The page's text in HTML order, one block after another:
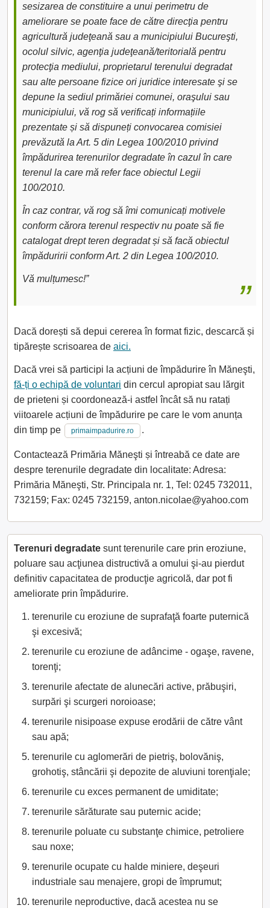
sesizarea de constituire a unui perimetru de
ameliorare se poate face de către direcţia pentru
agricultură judeţeană sau a municipiului Bucureşti,
ocolul silvic, agenţia judeţeană/teritorială pentru
protecţia mediului, proprietarul terenului degradat
sau alte persoane fizice ori juridice interesate şi se
depune la sediul primăriei comunei, oraşului sau
municipiului, vă rog să verificați informațiile
prezentate și să dispuneți convocarea comisiei
prevăzută la Art. 5 din Legea 100/2010 privind
împădurirea terenurilor degradate în cazul în care
terenul la care mă refer face obiectul Legii
100/2010.
În caz contrar, vă rog să îmi comunicați motivele
conform cărora terenul respectiv nu poate să fie
catalogat drept teren degradat și să facă obiectul
împăduririi conform Art. 2 din Legea 100/2010.
Vă mulțumesc!”
Dacă dorești să depui cererea în format fizic, descarcă și
tipărește scrisoarea de aici.
Dacă vrei să participi la acțiuni de împădurire în Măneşti,
fă-ți o echipă de voluntari din cercul apropiat sau lărgit
de prieteni și coordonează-i astfel încât să nu ratați
viitoarele acțiuni de împădurire pe care le vom anunța
din timp pe
primaimpadurire.ro .
Contactează Primăria Măneşti și întreabă ce date are
despre terenurile degradate din localitate: Adresa:
Primăria Măneşti, Str. Principala nr. 1, Tel: 0245 732011,
732159; Fax: 0245 732159, anton.nicolae@yahoo.com
Terenuri degradate sunt terenurile care prin eroziune,
poluare sau acţiunea distructivă a omului şi-au pierdut
definitiv capacitatea de producţie agricolă, dar pot fi
ameliorate prin împădurire.
terenurile cu eroziune de suprafaţă foarte puternică
şi excesivă;
terenurile cu eroziune de adâncime - ogaşe, ravene,
torenţi;
terenurile afectate de alunecări active, prăbuşiri,
surpări şi scurgeri noroioase;
terenurile nisipoase expuse erodării de către vânt
sau apă;
terenurile cu aglomerări de pietriş, bolovăniş,
grohotiş, stâncării şi depozite de aluviuni torenţiale;
terenurile cu exces permanent de umiditate;
terenurile sărăturate sau puternic acide;
terenurile poluate cu substanţe chimice, petroliere
sau noxe;
terenurile ocupate cu halde miniere, deşeuri
industriale sau menajere, gropi de împrumut;
terenurile neproductive, dacă acestea nu se